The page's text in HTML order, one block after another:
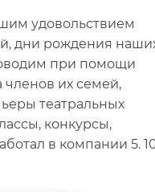
удовольствием
дни рождения
при помощи
членов их семей,
театральных
конкурсы,
в компании 5.